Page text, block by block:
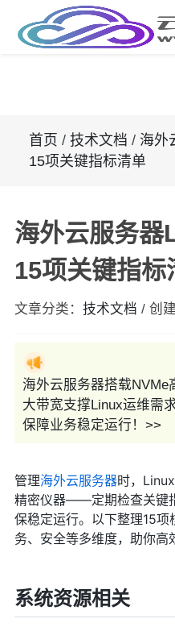
首页 / 技术文档 / 海外
15项关键指标清单
海外云服务
15项关键指标
文章分类： 技术文档 / 创
海外云服务器搭载NVMe
大带宽支撑Linux运维需
保障业务稳定运行！>>
管理海外云服务器时，
精密仪器——定期检查关键
保稳定运行。以下整理15
务、安全等多维度，助你高
系统资源相关